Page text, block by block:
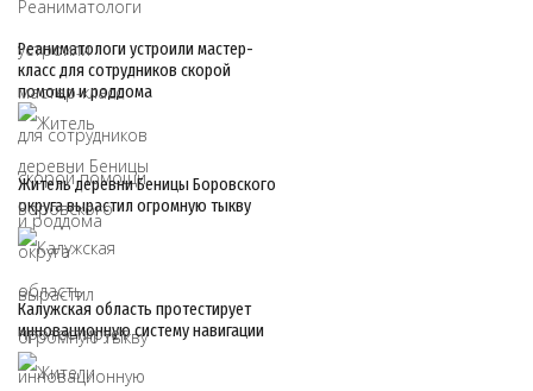
Реаниматологи устроили мастер-
класс для сотрудников скорой
помощи и роддома
Житель деревни Беницы Боровского
округа вырастил огромную тыкву
Калужская область протестирует
инновационную систему навигации